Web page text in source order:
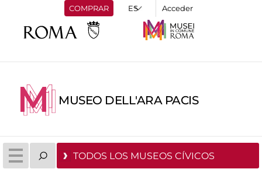
COMPRAR Acceder
MUSEO DELL'ARA PACIS
TODOS LOS MUSEOS CÍVICOS